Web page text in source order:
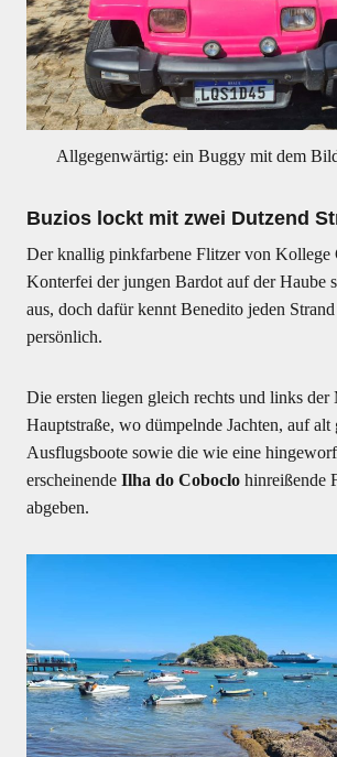
Allgegenwärtig: ein Buggy mit dem
Buzios lockt mit zwei Dutzend
Der knallig pinkfarbene Flitzer von Kollege
Konterfei der jungen Bardot auf der Haube
aus, doch dafür kennt Benedito jeden
persönlich.
Die ersten liegen gleich rechts und links der
Hauptstraße, wo dümpelnde Jachten, auf alt
Ausflugsboote sowie die wie eine
erscheinende Ilha do Coboclohinreißende
abgeben.